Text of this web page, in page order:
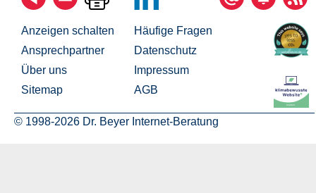
Anzeigen schalten
Ansprechpartner
Über uns
Sitemap
Häufige Fragen
Datenschutz
Impressum
AGB
© 1998-2026 Dr. Beyer Internet-Beratung